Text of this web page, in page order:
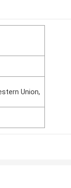
Union,